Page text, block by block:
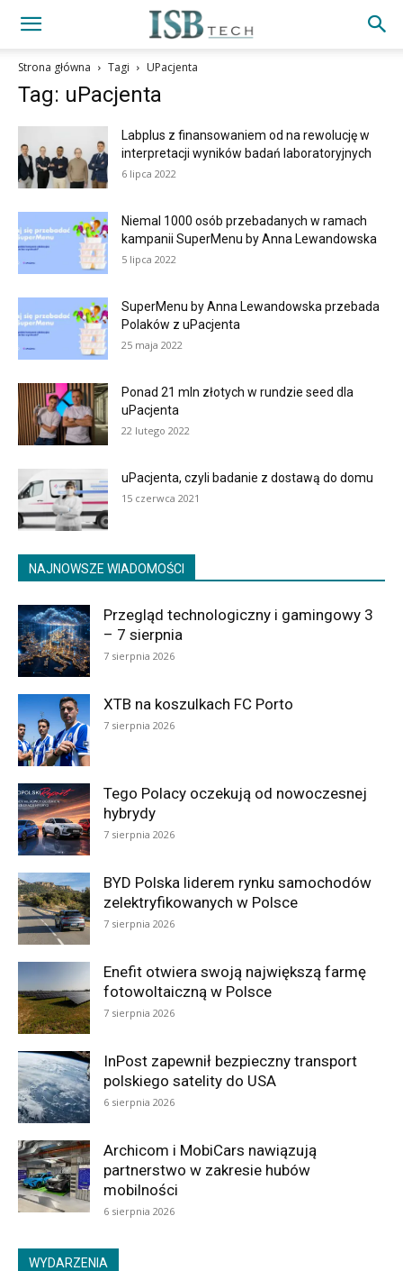
Strona główna Tagi UPacjenta
Tag: uPacjenta
Labplus z finansowaniem od na rewolucję w
interpretacji wyników badań laboratoryjnych
6 lipca 2022
Niemal 1000 osób przebadanych w ramach
kampanii SuperMenu by Anna Lewandowska
5 lipca 2022
SuperMenu by Anna Lewandowska przebada
Polaków z uPacjenta
25 maja 2022
Ponad 21 mln złotych w rundzie seed dla
uPacjenta
22 lutego 2022
uPacjenta, czyli badanie z dostawą do domu
15 czerwca 2021
NAJNOWSZE WIADOMOŚCI
Przegląd technologiczny i gamingowy 3
– 7 sierpnia
7 sierpnia 2026
XTB na koszulkach FC Porto
7 sierpnia 2026
Tego Polacy oczekują od nowoczesnej
hybrydy
7 sierpnia 2026
BYD Polska liderem rynku samochodów
zelektryfikowanych w Polsce
7 sierpnia 2026
Enefit otwiera swoją największą farmę
fotowoltaiczną w Polsce
7 sierpnia 2026
InPost zapewnił bezpieczny transport
polskiego satelity do USA
6 sierpnia 2026
Archicom i MobiCars nawiązują
partnerstwo w zakresie hubów
mobilności
6 sierpnia 2026
WYDARZENIA